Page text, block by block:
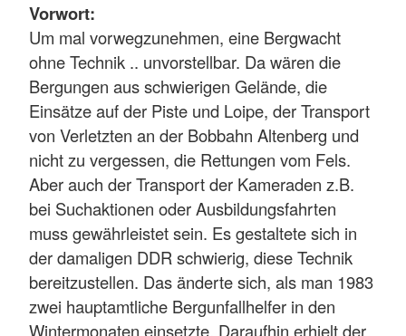
Vorwort:
Um mal vorwegzunehmen, eine Bergwacht
ohne Technik .. unvorstellbar. Da wären die
Bergungen aus schwierigen Gelände, die
Einsätze auf der Piste und Loipe, der Transport
von Verletzten an der Bobbahn Altenberg und
nicht zu vergessen, die Rettungen vom Fels.
Aber auch der Transport der Kameraden z.B.
bei Suchaktionen oder Ausbildungsfahrten
muss gewährleistet sein. Es gestaltete sich in
der damaligen DDR schwierig, diese Technik
bereitzustellen. Das änderte sich, als man 1983
zwei hauptamtliche Bergunfallhelfer in den
Wintermonaten einsetzte. Daraufhin erhielt der